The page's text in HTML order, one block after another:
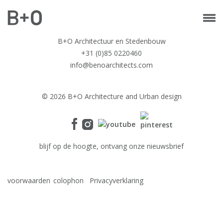
B+O Architectuur en Stedenbouw
+31 (0)85 0220460
info@benoarchitects.com
© 2026 B+O Architecture and Urban design
blijf op de hoogte, ontvang onze nieuwsbrief
voorwaarden colophon Privacyverklaring